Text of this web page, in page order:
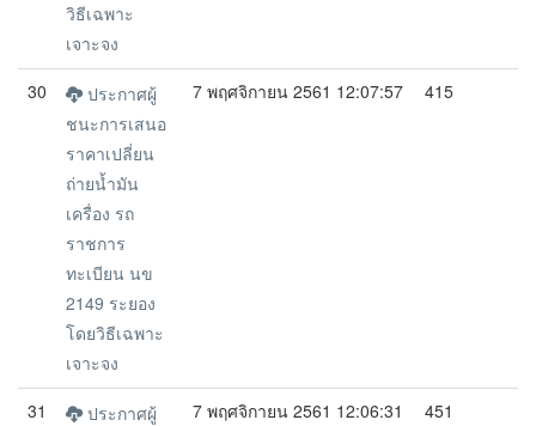
วิธีเฉพาะ
เจาะจง
30
ประกาศผู้
ชนะการเสนอ
ราคาเปลี่ยน
ถ่ายน้ำมัน
เครื่อง รถ
ราชการ
ทะเบียน นข
2149 ระยอง
โดยวิธีเฉพาะ
เจาะจง
7 พฤศจิกายน 2561 12:07:57 415
31
ประกาศผู้
7 พฤศจิกายน 2561 12:06:31 451